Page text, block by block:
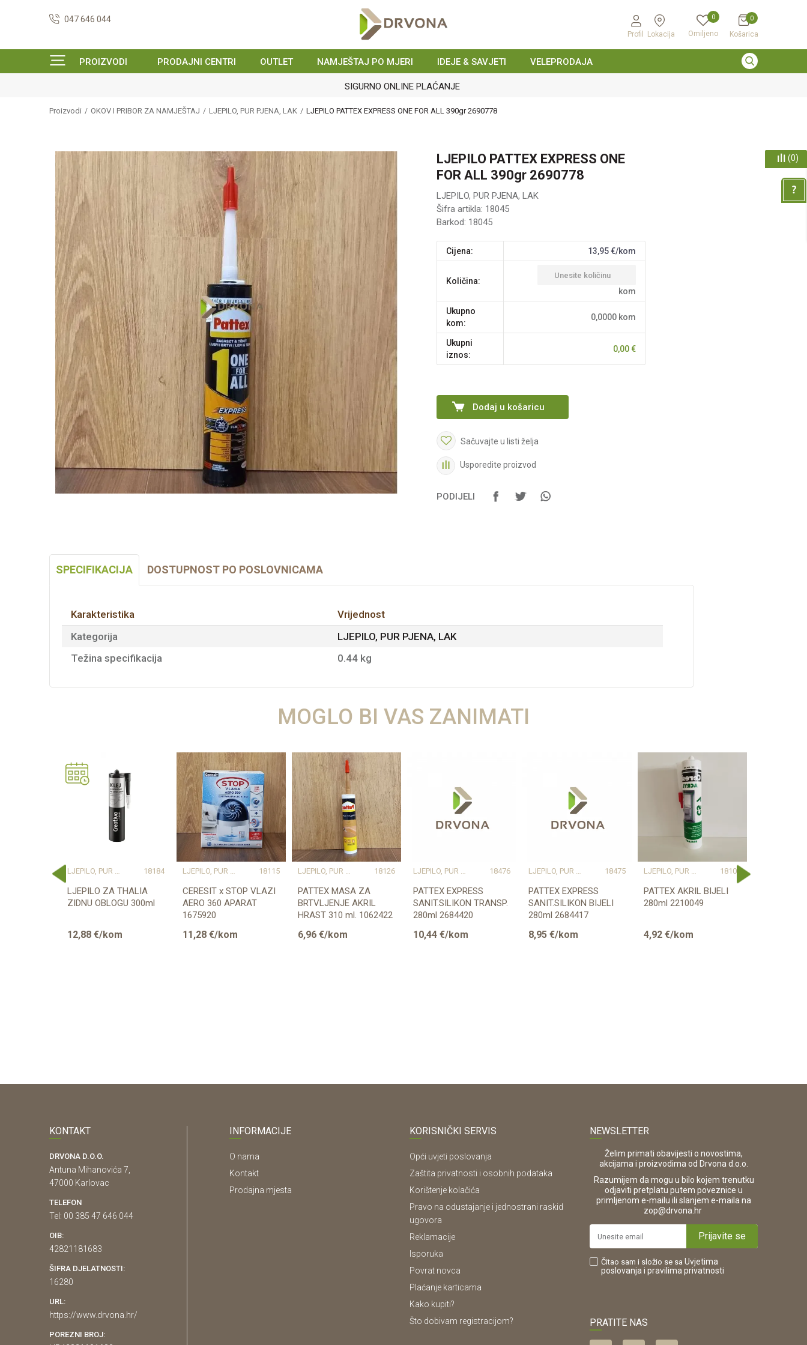
047 646 044
Profil Lokacija Omiljeno
0
Košarica
0
PROIZVODI PRODAJNI CENTRI OUTLET NAMJEŠTAJ PO MJERI IDEJE & SAVJETI VELEPRODAJA
SIGURNO ONLINE PLAĆANJE
Proizvodi OKOV I PRIBOR ZA NAMJEŠTAJ LJEPILO, PUR PJENA, LAK LJEPILO PATTEX EXPRESS ONE FOR ALL 390gr 2690778
LJEPILO PATTEX EXPRESS ONE
FOR ALL 390gr 2690778
LJEPILO, PUR PJENA, LAK
Šifra artikla: 18045
Barkod: 18045
Cijena: 13,95€/kom
Količina:
kom
Ukupno
kom:
0,0000 kom
Ukupni
iznos:
0,00€
Dodaj u košaricu
Sačuvajte u listi želja
Usporedite proizvod
PODIJELI
SPECIFIKACIJA DOSTUPNOST PO POSLOVNICAMA
Karakteristika
Vrijednost
Kategorija
LJEPILO, PUR PJENA, LAK
Težina specifikacija
0.44 kg
MOGLO BI VAS ZANIMATI
LJEPILO, PUR PJENA, LAK 18184
LJEPILO ZA THALIA
ZIDNU OBLOGU 300ml
12,88 €/kom
LJEPILO, PUR PJENA, LAK 18115
CERESIT x STOP VLAZI
AERO 360 APARAT
1675920
11,28 €/kom
LJEPILO, PUR PJENA, LAK 18126
PATTEX MASA ZA
BRTVLJENJE AKRIL
HRAST 310 ml. 1062422
6,96 €/kom
LJEPILO, PUR PJENA, LAK 18476
PATTEX EXPRESS
SANIT.SILIKON TRANSP.
280ml 2684420
10,44 €/kom
LJEPILO, PUR PJENA, LAK 18475
PATTEX EXPRESS
SANIT.SILIKON BIJELI
280ml 2684417
8,95 €/kom
LJEPILO, PUR PJENA, LAK 18107
PATTEX AKRIL BIJELI
280ml 2210049
4,92 €/kom
(0)
KONTAKT
DRVONA D.O.O.
Antuna Mihanovića 7,
47000 Karlovac
TELEFON
Tel: 00 385 47 646 044
OIB:
42821181683
ŠIFRA DJELATNOSTI:
16280
URL:
https://www.drvona.hr/
POREZNI BROJ:
INFORMACIJE
O nama
Kontakt
Prodajna mjesta
KORISNIČKI SERVIS
Opći uvjeti poslovanja
Zaštita privatnosti i osobnih podataka
Korištenje kolačića
Pravo na odustajanje i jednostrani raskid
ugovora
Reklamacije
Isporuka
Povrat novca
Plaćanje karticama
Kako kupiti?
Što dobivam registracijom?
NEWSLETTER
Želim primati obavijesti o novostima,
akcijama i proizvodima od Drvona d.o.o.
Razumijem da mogu u bilo kojem trenutku
odjaviti pretplatu putem poveznice u
primljenom e-mailu ili slanjem e-maila na
zop@drvona.hr.
Prijavite se
Čitao sam i složio se sa Uvjetima
poslovanja i pravilima privatnosti
PRATITE NAS